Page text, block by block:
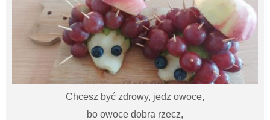
Chcesz być zdrowy, jedz owoce,
bo owoce dobra rzecz,